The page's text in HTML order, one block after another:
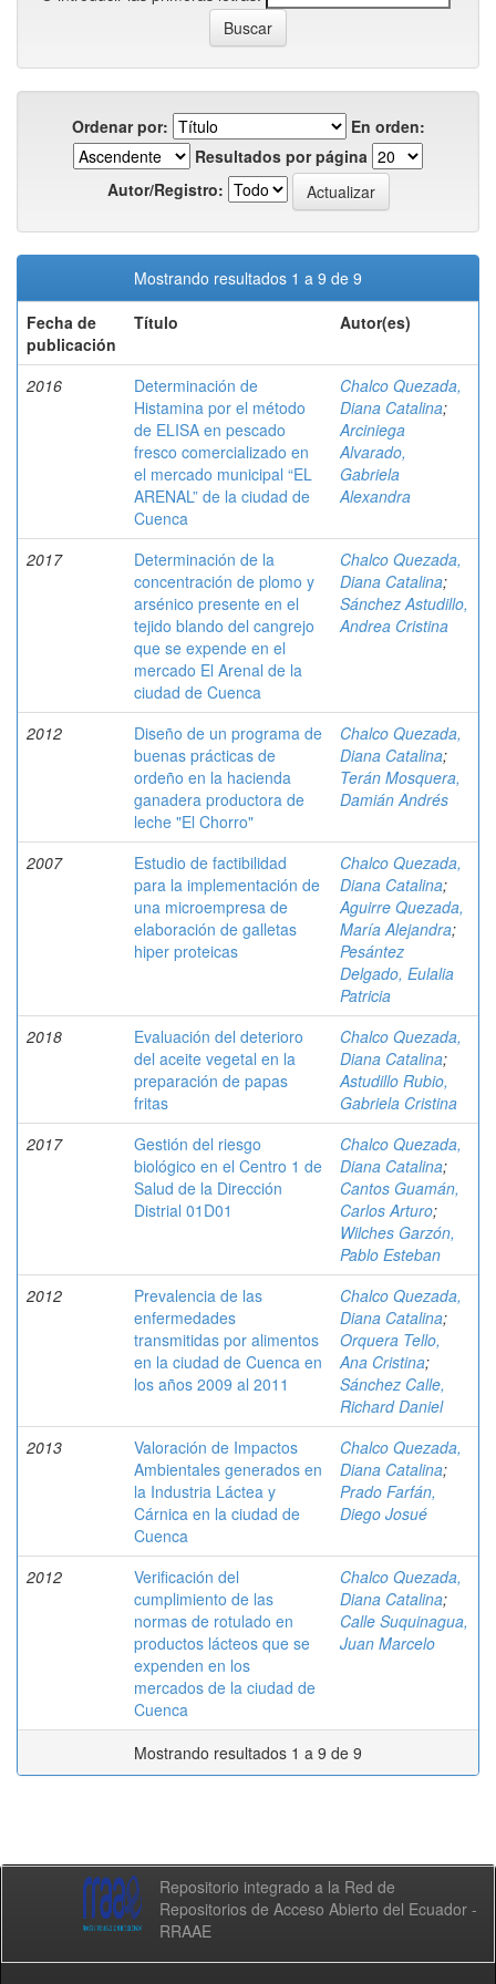
Ordenar por:
En orden:
Resultados por página
Autor/Registro:
Mostrando resultados 1 a 9 de 9
Fecha de
publicación
Título Autor(es)
2016
Determinación de
Histamina por el método
de ELISA en pescado
fresco comercializado en
el mercado municipal “EL
ARENAL” de la ciudad de
Cuenca
Chalco Quezada,
Diana Catalina;
Arciniega
Alvarado,
Gabriela
Alexandra
2017
Determinación de la
concentración de plomo y
arsénico presente en el
tejido blando del cangrejo
que se expende en el
mercado El Arenal de la
ciudad de Cuenca
Chalco Quezada,
Diana Catalina;
Sánchez Astudillo,
Andrea Cristina
2012
Diseño de un programa de
buenas prácticas de
ordeño en la hacienda
ganadera productora de
leche "El Chorro"
Chalco Quezada,
Diana Catalina;
Terán Mosquera,
Damián Andrés
2007
Estudio de factibilidad
para la implementación de
una microempresa de
elaboración de galletas
hiper proteicas
Chalco Quezada,
Diana Catalina;
Aguirre Quezada,
María Alejandra;
Pesántez
Delgado, Eulalia
Patricia
2018
Evaluación del deterioro
del aceite vegetal en la
preparación de papas
fritas
Chalco Quezada,
Diana Catalina;
Astudillo Rubio,
Gabriela Cristina
2017
Gestión del riesgo
biológico en el Centro 1 de
Salud de la Dirección
Distrial 01D01
Chalco Quezada,
Diana Catalina;
Cantos Guamán,
Carlos Arturo;
Wilches Garzón,
Pablo Esteban
2012
Prevalencia de las
enfermedades
transmitidas por alimentos
en la ciudad de Cuenca en
los años 2009 al 2011
Chalco Quezada,
Diana Catalina;
Orquera Tello,
Ana Cristina;
Sánchez Calle,
Richard Daniel
2013
Valoración de Impactos
Ambientales generados en
la Industria Láctea y
Cárnica en la ciudad de
Cuenca
Chalco Quezada,
Diana Catalina;
Prado Farfán,
Diego Josué
2012
Verificación del
cumplimiento de las
normas de rotulado en
productos lácteos que se
expenden en los
mercados de la ciudad de
Cuenca
Chalco Quezada,
Diana Catalina;
Calle Suquinagua,
Juan Marcelo
Mostrando resultados 1 a 9 de 9
Repositorio integrado a la Red de
Repositorios de Acceso Abierto del Ecuador -
RRAAE